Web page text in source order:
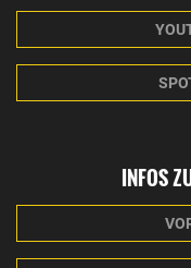
(optional)
(optional)
INFOS
NACHNAME